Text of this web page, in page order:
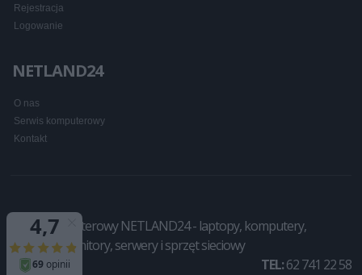
Rejestracja
Logowanie
NETLAND24
O nas
Serwis komputerowy
Kontakt
Sklep komputerowy NETLAND24 - laptopy, komputery,
drukarki, monitory, serwery i sprzęt sieciowy
TEL:62 741 22 58